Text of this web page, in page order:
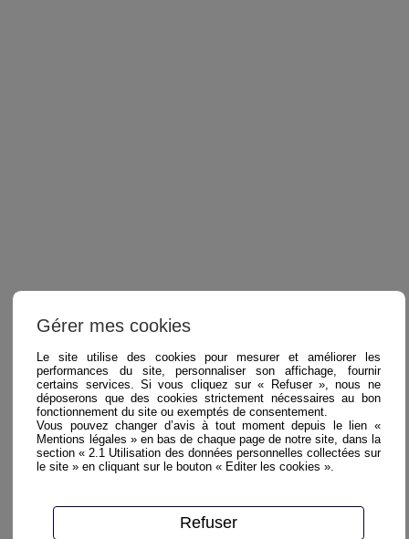
Gérer mes cookies
Le site utilise des cookies pour mesurer et améliorer les
performances du site, personnaliser son affichage, fournir
certains services. Si vous cliquez sur « Refuser », nous ne
déposerons que des cookies strictement nécessaires au bon
fonctionnement du site ou exemptés de consentement.
Vous pouvez changer d’avis à tout moment depuis le lien «
Mentions légales » en bas de chaque page de notre site, dans la
section « 2.1 Utilisation des données personnelles collectées sur
le site » en cliquant sur le bouton « Editer les cookies ».
Refuser